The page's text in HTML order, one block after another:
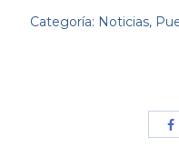
Categoría: Noticias,